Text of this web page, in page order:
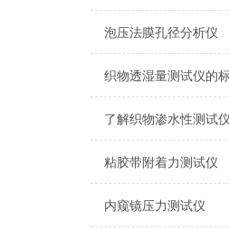
泡压法膜孔径分析仪
粘胶带附着力测试仪
内窥镜压力测试仪